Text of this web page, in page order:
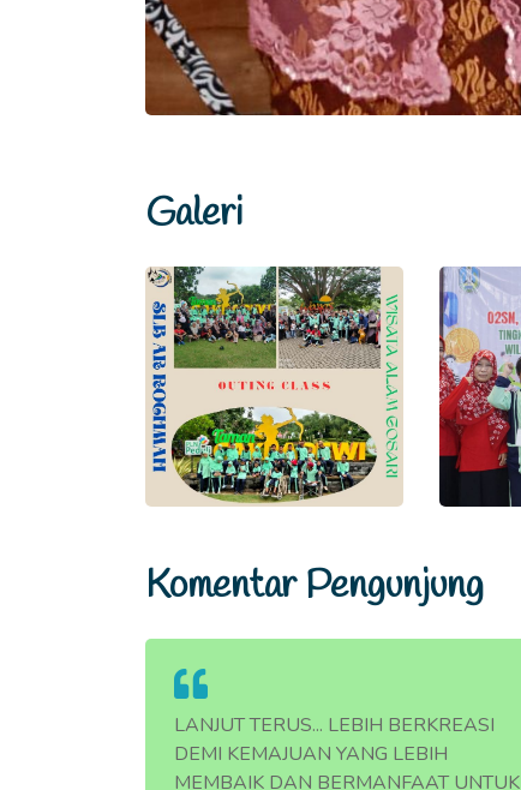
Galeri
Komentar Pengunjung
LANJUT TERUS... LEBIH BERKREASI
DEMI KEMAJUAN YANG LEBIH
MEMBAIK DAN BERMANFAAT UNTUK